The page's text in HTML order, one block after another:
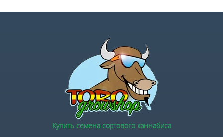
Купить семена сортового каннабиса